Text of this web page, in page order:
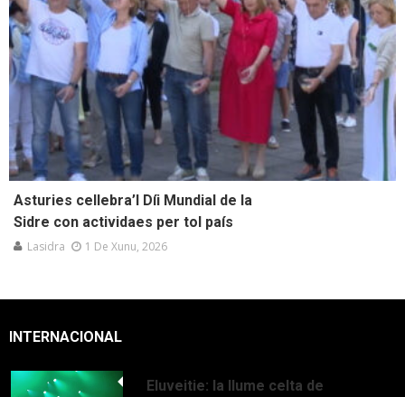
Asturies cellebra’l Díi Mundial de la
Sidre con actividaes per tol país
Lasidra 1 De Xunu, 2026
INTERNACIONAL
Eluveitie: la llume celta de